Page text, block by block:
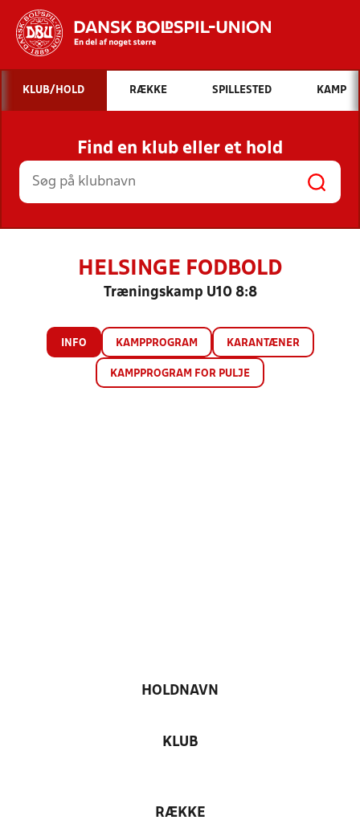
Hvad vil du søge efter?
INDHOLD OG NYHEDER
STILLINGER, RESULTATER, KLUBBER OG
HOLD
KLUB/HOLD RÆKKE SPILLESTED KAMP
Find en klub eller et hold
HELSINGE FODBOLD
Træningskamp U10 8:8
INFO KAMPPROGRAM KARANTÆNER
KAMPPROGRAM FOR PULJE
HOLDNAVN
KLUB
RÆKKE